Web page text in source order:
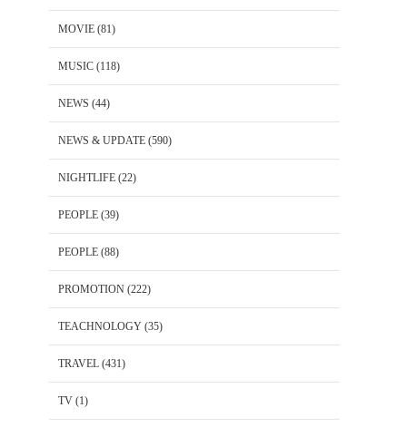
MOVIE (81)
MUSIC (118)
NEWS (44)
NEWS & UPDATE (590)
NIGHTLIFE (22)
PEOPLE (39)
PEOPLE (88)
PROMOTION (222)
TEACHNOLOGY (35)
TRAVEL (431)
TV (1)